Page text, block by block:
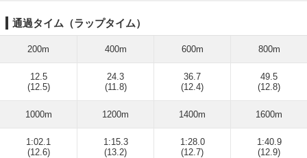
通過タイム（ラップタイム）
200m 400m 600m 800m
12.5
(12.5)
24.3
(11.8)
36.7
(12.4)
49.5
(12.8)
1000m 1200m 1400m 1600m
1:02.1
(12.6)
1:15.3
(13.2)
1:28.0
(12.7)
1:40.9
(12.9)